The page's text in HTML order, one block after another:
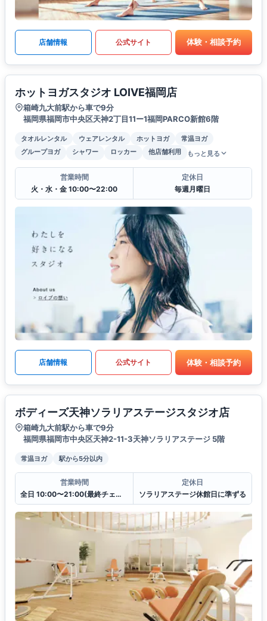
店舗情報 公式サイト 体験・相談予約
ホットヨガスタジオ LOIVE福岡店
箱崎九大前駅から車で9分
福岡県福岡市中央区天神2丁目11ー1福岡PARCO新館6階
タオルレンタル ウェアレンタル ホットヨガ
常温ヨガ
グループヨガ
シャワー ロッカー 他店舗利用 もっと見る
営業時間
火・水・金 10:00〜22:00
定休日
毎週月曜日
店舗情報 公式サイト 体験・相談予約
ボディーズ天神ソラリアステージスタジオ店
箱崎九大前駅から車で9分
福岡県福岡市中央区天神2-11-3天神ソラリアステージ 5階
常温ヨガ 駅から5分以内
営業時間
全日 10:00〜21:00(最終チェックイン20:30)
定休日
ソラリアステージ休館日に準ずる